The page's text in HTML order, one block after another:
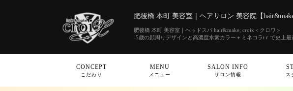
肥後橋 本町 美容室｜ヘアサロン 美容院【
肥後橋 本町 美容室｜ヘッドスパ hair&make; croix＜クロワ＞
-5歳の顔周りデザインと高濃度水素カラー＋ミネコラtｒで史上
CONCEPT
こだわり
MENU
メニュー
SALON INFO
サロン情報 ス